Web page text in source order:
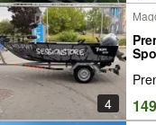
4